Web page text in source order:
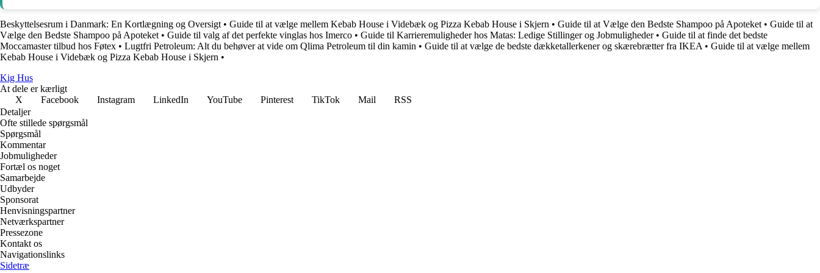
Beskyttelsesrum i Danmark: En Kortlægning og Oversigt • Guide til at vælge mellem Kebab House i Videbæk og Pizza Kebab House i Skjern • Guide til at Vælge den Bedste Shampoo på Apoteket • Guide til at
Vælge den Bedste Shampoo på Apoteket • Guide til valg af det perfekte vinglas hos Imerco • Guide til Karrieremuligheder hos Matas: Ledige Stillinger og Jobmuligheder• Guide til at finde det bedste
Moccamaster tilbud hos Føtex • Lugtfri Petroleum: Alt du behøver at vide om Qlima Petroleum til din kamin • Guide til at vælge de bedste dækketallerkener og skærebrætter fra IKEA • Guide til at vælge mellem
Kebab House i Videbæk og Pizza Kebab House i Skjern •
Kig Hus
At dele er kærligt
X
Facebook Instagram LinkedIn YouTube Pinterest TikTok Mail
RSS
Detaljer
Ofte stillede spørgsmål
Spørgsmål
Kommentar
Jobmuligheder
Fortæl os noget
Samarbejde
Udbyder
Sponsorat
Henvisningspartner
Netværkspartner
Pressezone
Kontakt os
Navigationslinks
Sidetræ